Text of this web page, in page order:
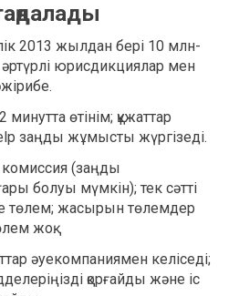
2013 жылдан бері 10 млн-
юрисдикциялар мен
өтінім; құжаттар
заңды жұмысты жүргізеді.
(заңды
болуы мүмкін); тек сәтті
төлем; жасырын төлемдер
жоқ.
әуекомпаниямен келіседі;
қорғайды және іс